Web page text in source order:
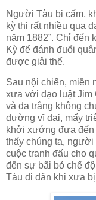
Người Tàu bị cấm,
kỳ thị rất nhiều qua
năm 1882”. Chỉ
Kỳ để đánh đuổi
được giải thể.
Sau nội chiến, miền
xưa với đạo luật Jim
và da trắng không
đường vĩ đại, mấy
khởi xướng đưa đến
thấy chúng ta, người
cuộc tranh đấu cho
đến sự bãi bỏ chế
Tàu di dân khi xưa